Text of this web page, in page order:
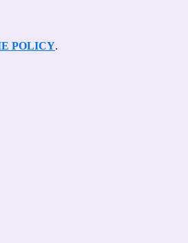
POLICY.